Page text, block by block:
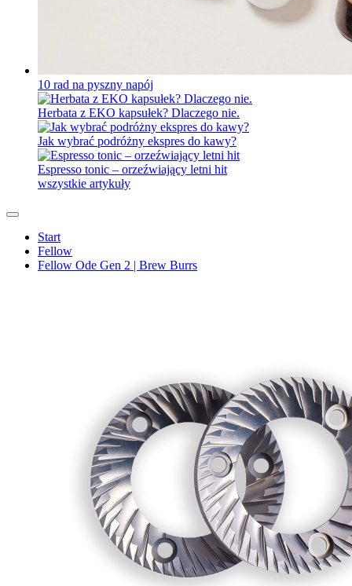
10 rad na pyszny napój
Herbata z EKO kapsułek? Dlaczego nie.
Jak wybrać podróżny ekspres do kawy?
Espresso tonic – orzeźwiający letni hit
wszystkie artykuły
Start
Fellow
Fellow Ode Gen 2 | Brew Burrs